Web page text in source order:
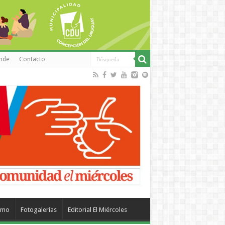
Contacto
Fotogalerías Editorial El Miércoles